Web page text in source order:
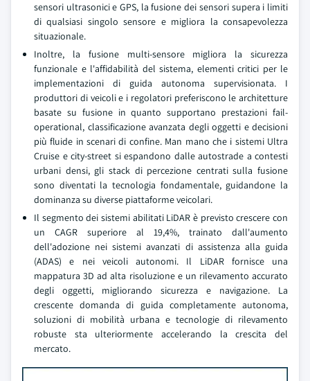
sensori ultrasonici e GPS, la fusione dei sensori supera i limiti
di qualsiasi singolo sensore e migliora la consapevolezza
situazionale.
Inoltre, la fusione multi-sensore migliora la sicurezza
funzionale e l'affidabilità del sistema, elementi critici per le
implementazioni di guida autonoma supervisionata. I
produttori di veicoli e i regolatori preferiscono le architetture
basate su fusione in quanto supportano prestazioni fail-
operational, classificazione avanzata degli oggetti e decisioni
più fluide in scenari di confine. Man mano che i sistemi Ultra
Cruise e city-street si espandono dalle autostrade a contesti
urbani densi, gli stack di percezione centrati sulla fusione
sono diventati la tecnologia fondamentale, guidandone la
dominanza su diverse piattaforme veicolari.
Il segmento dei sistemi abilitati LiDAR è previsto crescere con
un CAGR superiore al 19,4%, trainato dall'aumento
dell'adozione nei sistemi avanzati di assistenza alla guida
(ADAS) e nei veicoli autonomi. Il LiDAR fornisce una
mappatura 3D ad alta risoluzione e un rilevamento accurato
degli oggetti, migliorando sicurezza e navigazione. La
crescente domanda di guida completamente autonoma,
soluzioni di mobilità urbana e tecnologie di rilevamento
robuste sta ulteriormente accelerando la crescita del
mercato.